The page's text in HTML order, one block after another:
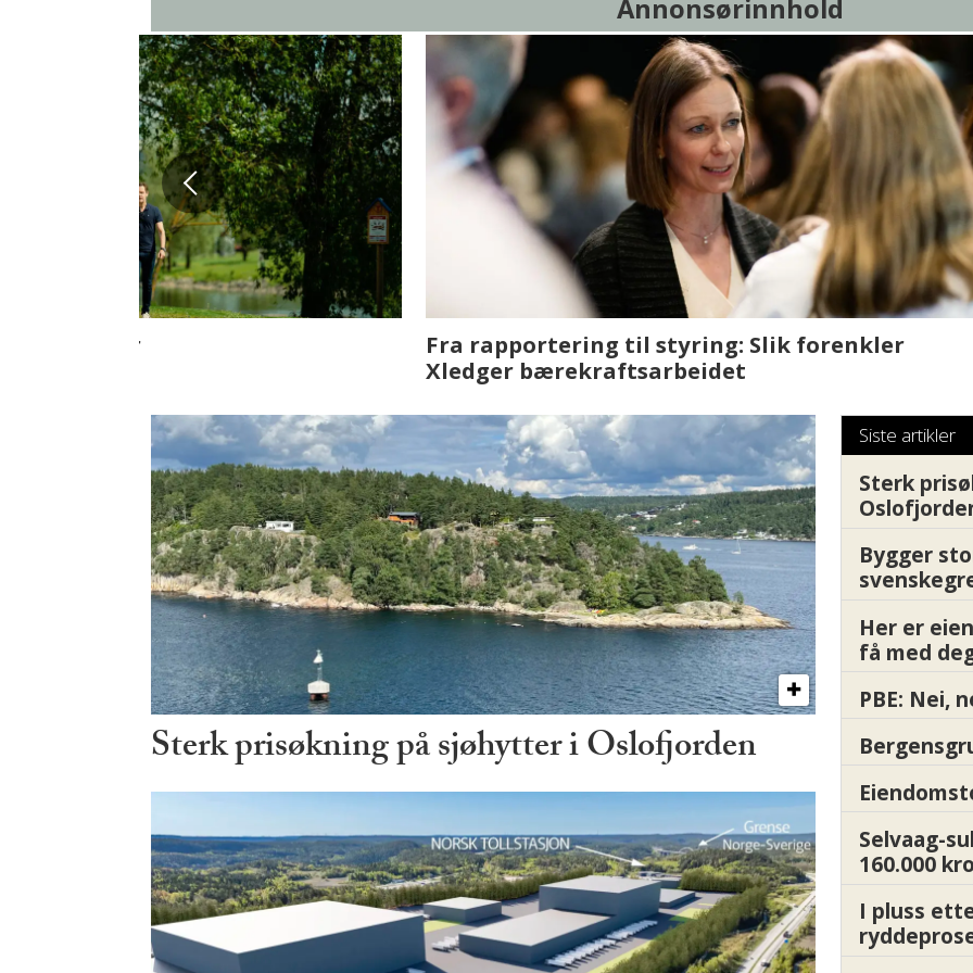
Annonsørinnhold
Fenistra endrer eiendomsbransjen med AI. Slik
Det er i Drammen
Sterk prisøkning på sjøhytter i Oslofjorden
Siste artikler
Sterk
Bygger
Her er
få med
PBE: Nei,
Selvaag-
160.000
I pluss